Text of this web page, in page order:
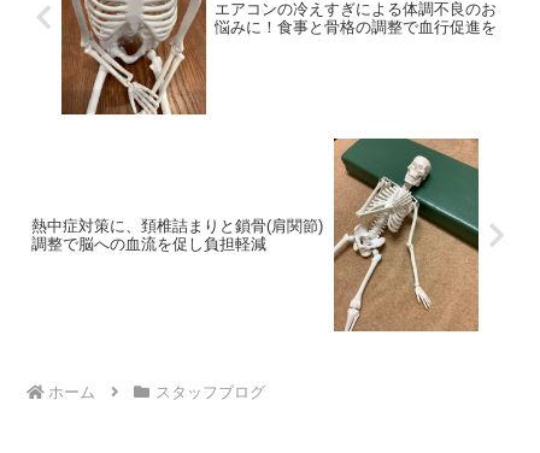
エアコンの冷えすぎによる体調不良のお
悩みに！食事と骨格の調整で血行促進を
熱中症対策に、頚椎詰まりと鎖骨(肩関節)
調整で脳への血流を促し負担軽減
ホーム スタッフブログ